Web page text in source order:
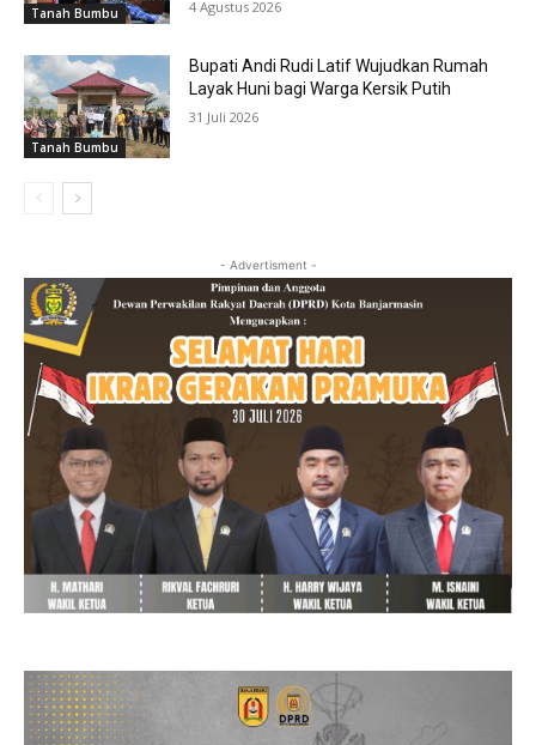
Tanah Bumbu 4 Agustus 2026
Tanah Bumbu
Bupati Andi Rudi Latif Wujudkan Rumah
Layak Huni bagi Warga Kersik Putih
31 Juli 2026
- Advertisment -